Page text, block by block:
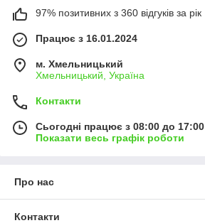
97% позитивних з 360 відгуків за рік
Працює з 16.01.2024
м. Хмельницький
Хмельницький, Україна
Контакти
Сьогодні працює з 08:00 до 17:00
Показати весь графік роботи
Про нас
Контакти